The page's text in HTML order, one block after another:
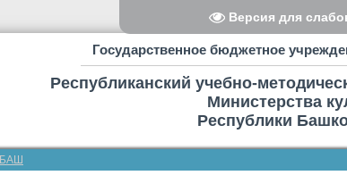
Версия для
Государственное бюджетное
Республиканский учебно-
Министерства
Республики
БАШ